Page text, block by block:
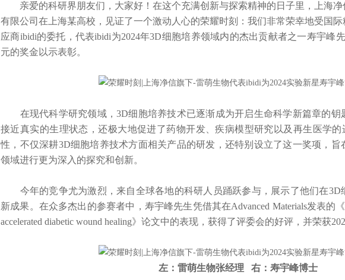
亲爱的科研界朋友们，大家好！在这个充满创新与探索精神的日子里，
上海
有限公司 在上海某高校，见证了一个激动人心的荣耀时刻：我们非常荣幸地受国际
应商ibidi的委托，代表ibidi为2024年3D细胞培养领域内的杰出贡献者之一寿宇峰
元的奖金以示表彰。
在现代科学研究领域，3D细胞培养技术已逐渐成为开启生命科学新篇章的钥
接近真实的生理状态，还极大地促进了药物开发、疾病模型研究以及再生医学
性，不仅深耕3D细胞培养技术方面相关产品的研发，还特别设立了这一奖项，
领域进行更为深入的探究和创新。
今年的竞争尤为激烈，来自全球各地的科研人员踊跃参与，展示了他们在3D
新成果。在众多杰出的参赛者中，寿宇峰先生凭借其在Advanced Materials发表的《
accelerated diabetic wound healing》论文中的表现，获得了评委会的好评，并荣获
左：雷萌生物张经理 右：寿宇峰博士